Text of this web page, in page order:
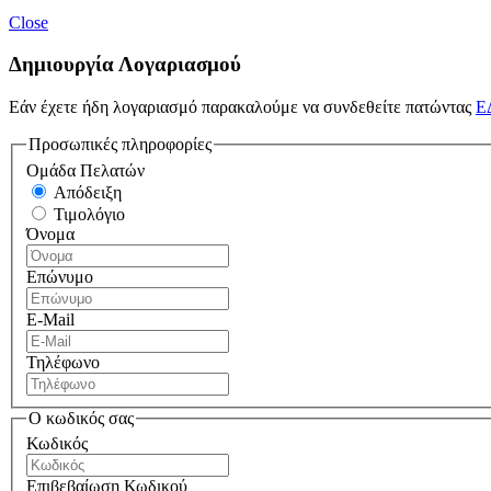
Close
Δημιουργία Λογαριασμού
Εάν έχετε ήδη λογαριασμό παρακαλούμε να συνδεθείτε πατώντας
Προσωπικές πληροφορίες
Ομάδα Πελατών
Απόδειξη
Τιμολόγιο
Όνομα
Επώνυμο
E-Mail
Τηλέφωνο
Ο κωδικός σας
Κωδικός
Επιβεβαίωση Κωδικού